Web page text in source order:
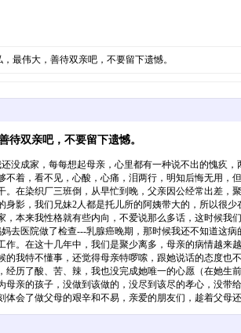
最伟大，善待双亲吧，不要留下遗憾。
待双亲吧，不要留下遗憾。
成家，每每想起母亲，心里都有一种说不出的愧疚
不着，看不见，心酸，心痛，泪两行，明知后悔无用
染织厂三班倒，从早忙到晚，父亲因公经常出差，
身影，我们兄妹2人都是托儿所的阿姨带大的，所以很
来我性格就有些内向，不爱说那么多话，这时候我们
医院做了检查---乳腺癌晚期，那时候我还不知道这病
在这十几年中，我们是聚少离多，母亲的病情越来
的我特不懂事，还觉得母亲特啰嗦，跟她说话的态度也
了酸、苦、辣，我也没完成她唯一的心愿（在她生
亲的孩子，没做到该做的，没尽到该尽的孝心，没带
了做父母的艰辛和不易，亲爱的朋友们，趁着父母还